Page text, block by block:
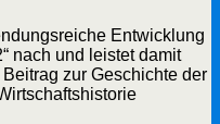
Entwicklung
nach und leistet damit
zur Geschichte der